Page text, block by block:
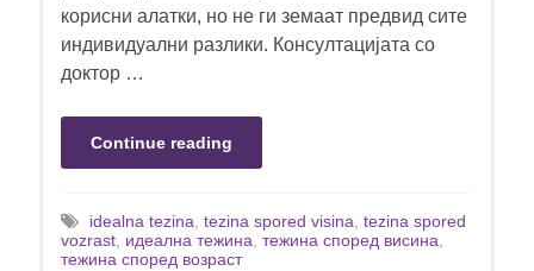
корисни алатки, но не ги земаат предвид сите
индивидуални разлики. Консултацијата со
доктор …
Continue reading
idealna tezina tezina spored visina tezina spored
vozrast идеална тежина тежина според висина
тежина според возраст